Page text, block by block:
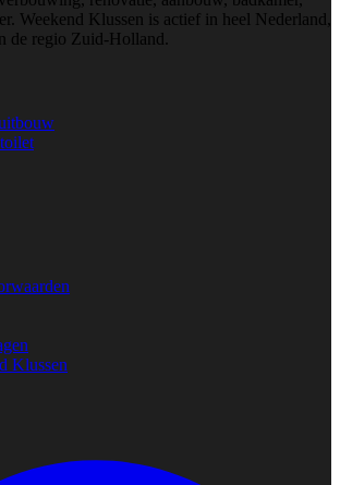
Weekend Klussen is actief in heel Nederland,
de regio Zuid-Holland.
Klussen